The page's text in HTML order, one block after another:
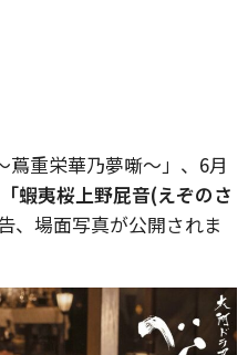
重栄華乃夢噺〜」、6月
「蝦夷桜上野屁音(えぞのさ
、場面写真が公開されま